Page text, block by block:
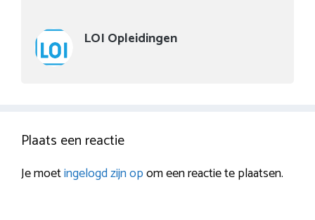
LOI Opleidingen
Plaats een reactie
Je moetingelogd zijn opom een reactie te plaatsen.